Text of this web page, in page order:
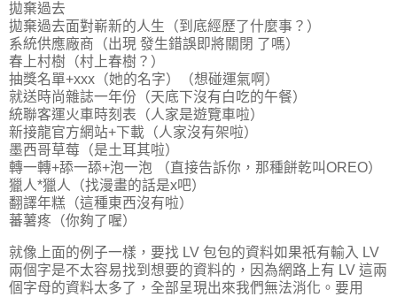
拋棄過去
拋棄過去面對嶄新的人生（到底經歷了什麼事？）
系統供應廠商（出現 發生錯誤即將關閉 了嗎）
春上村樹（村上春樹？）
抽獎名單+xxx（她的名字）（想碰運氣啊）
就送時尚雜誌一年份（天底下沒有白吃的午餐）
統聯客運火車時刻表（人家是遊覽車啦）
新接龍官方網站+下載（人家沒有架啦）
墨西哥草莓（是土耳其啦）
轉一轉+舔一舔+泡一泡 （直接告訴你，那種餅乾叫OREO）
獵人*獵人（找漫畫的話是x吧）
翻譯年糕（這種東西沒有啦）
蕃薯疼（你夠了喔）
就像上面的例子一樣，要找 LV 包包的資料如果祇有輸入 LV
兩個字是不太容易找到想要的資料的，因為網路上有 LV 這兩
個字母的資料太多了，全部呈現出來我們無法消化。要用